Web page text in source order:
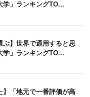
学」ランキングTO...
ぶ】世界で通用すると思
学」ランキングTO...
】「地元で一番評価が高